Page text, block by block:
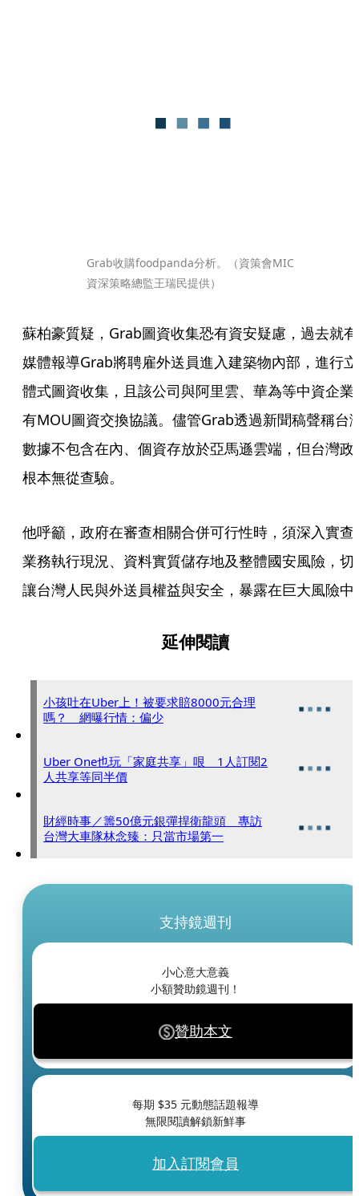
Grab收購foodpanda分析。（資策會MIC
資深策略總監王瑞民提供）
蘇柏豪質疑，Grab圖資收集恐有資安疑慮，過去就有
媒體報導Grab將聘雇外送員進入建築物內部，進行立
體式圖資收集，且該公司與阿里雲、華為等中資企業
有MOU圖資交換協議。儘管Grab透過新聞稿聲稱台
數據不包含在內、個資存放於亞馬遜雲端，但台灣政
根本無從查驗。
他呼籲，政府在審查相關合併可行性時，須深入實查
業務執行現況、資料實質儲存地及整體國安風險，切
讓台灣人民與外送員權益與安全，暴露在巨大風險中
延伸閱讀
小孩吐在Uber上！被要求賠8000元合理
嗎？ 網曝行情：偏少
Uber One也玩「家庭共享」哏 1人訂閱2
人共享等同半價
財經時事／籌50億元銀彈捍衛龍頭 專訪
台灣大車隊林念臻：只當市場第一
支持鏡週刊
小心意大意義
小額贊助鏡週刊！
贊助本文
每期 $35 元動態話題報導
無限閱讀解鎖新鮮事
加入訂閱會員